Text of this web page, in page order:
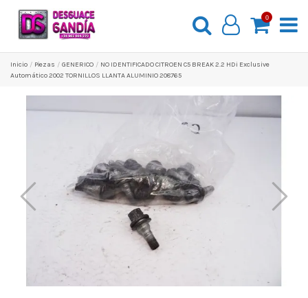
0
Inicio Pіezas GENERICO
NO IDENTIFICADO CITROEN C5 BREAK 2.2 HDi Exclusive
Automático 2002 TORNILLOS LLANTA ALUMINIO 208765